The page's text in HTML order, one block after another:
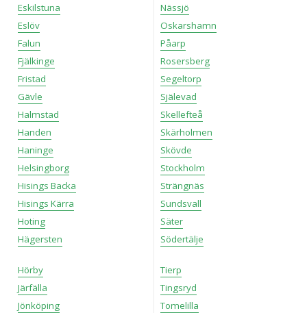
Eskilstuna
Eslöv
Falun
Fjälkinge
Fristad
Gävle
Halmstad
Handen
Haninge
Helsingborg
Hisings Backa
Hisings Kärra
Hoting
Hägersten
Hörby
Järfälla
Jönköping
Nässjö
Oskarshamn
Påarp
Rosersberg
Segeltorp
Själevad
Skellefteå
Skärholmen
Skövde
Stockholm
Strängnäs
Sundsvall
Säter
Södertälje
Tierp
Tingsryd
Tomelilla